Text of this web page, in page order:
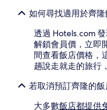
如何尋找適用於齊
透過 Hotels.com 發
解鎖會員價，立即
間查看飯店價格，
趟說走就走的旅行
若取消預訂齊隆的
大多數飯店都提供